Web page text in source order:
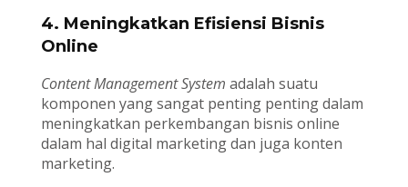
4. Meningkatkan Efisiensi Bisnis
Online
Content Management System adalah suatu
komponen yang sangat penting penting dalam
meningkatkan perkembangan bisnis online
dalam hal digital marketing dan juga konten
marketing.